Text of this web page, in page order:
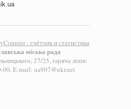
міська рада
27/25, гаряча лінія:
00, E-mail: ua907@ukr.net